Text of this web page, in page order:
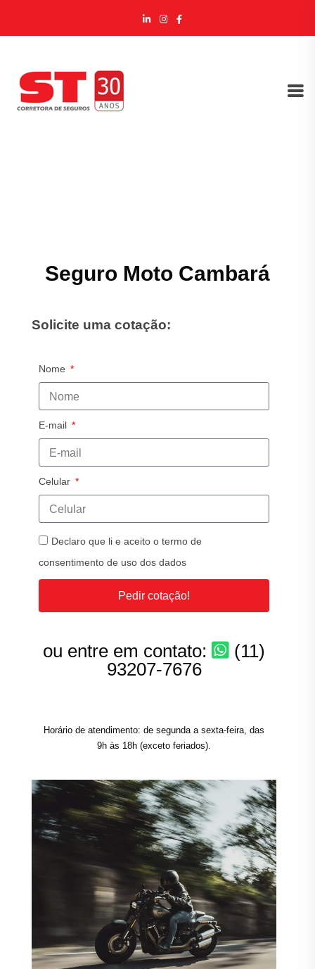
Seguro Moto Cambará
Solicite uma cotação:
Nome
E-mail
Celular
Declaro que li e aceito o termo de
consentimento de uso dos dados
Pedir cotação!
ou entre em contato:
(11)
93207-7676
Horário de atendimento: de segunda a sexta-feira, das
9h às 18h (exceto feriados).